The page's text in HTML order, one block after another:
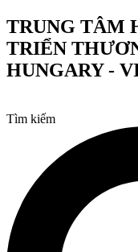
Chuyển
đến
nội
dung
TRUNG TÂM
TRIỂN
HUNGARY -
Tìm kiếm